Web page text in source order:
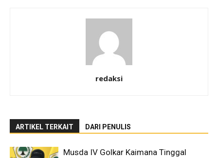
redaksi
ARTIKEL TERKAIT DARI PENULIS
Musda IV Golkar Kaimana Tinggal